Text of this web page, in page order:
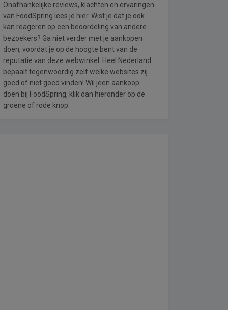
Onafhankelijke reviews, klachten en ervaringen
van FoodSpring lees je hier. Wist je dat je ook
kan reageren op een beoordeling van andere
bezoekers? Ga niet verder met je aankopen
doen, voordat je op de hoogte bent van de
reputatie van deze webwinkel. Heel Nederland
bepaalt tegenwoordig zelf welke websites zij
goed of niet goed vinden! Wil jeen aankoop
doen bij FoodSpring, klik dan hieronder op de
groene of rode knop.